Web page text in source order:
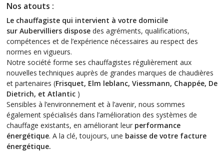
Nos atouts :
Le chauffagiste qui intervient à votre domicile
sur Aubervilliers dispose des agréments, qualifications,
compétences et de l’expérience nécessaires au respect des
normes en vigueurs.
Notre société forme ses chauffagistes régulièrement aux
nouvelles techniques auprès de grandes marques de chaudières
et partenaires (Frisquet, Elm leblanc, Viessmann, Chappée, De
Dietrich, et Atlantic )
Sensibles à l’environnement et à l’avenir, nous sommes
également spécialisés dans l’amélioration des systèmes de
chauffage existants, en améliorant leur performance
énergétique. A la clé, toujours, une baisse de votre facture
énergétique.